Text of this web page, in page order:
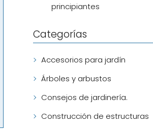
principiantes
Categorías
Accesorios para jardín
Árboles y arbustos
Consejos de jardinería.
Construcción de estructuras